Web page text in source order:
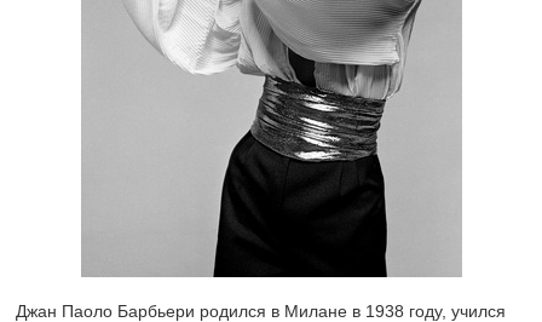
Джан Паоло Барбьери родился в Милане в 1938 году, учился